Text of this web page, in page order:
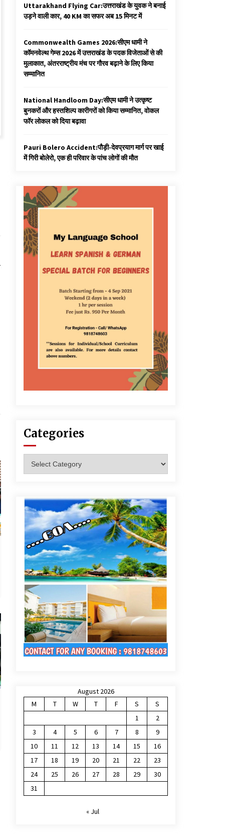
Uttarakhand Flying Car:उत्तराखंड के युवक ने बनाई
उड़ने वाली कार, 40 KM का सफर अब 15 मिनट में
Commonwealth Games 2026:सीएम धामी ने
कॉमनवेल्थ गेम्स 2026 में उत्तराखंड के पदक विजेताओं से की
मुलाकात, अंतरराष्ट्रीय मंच पर गौरव बढ़ाने के लिए किया
सम्मानित
National Handloom Day:सीएम धामी ने उत्कृष्ट
बुनकरों और हस्तशिल्प कारीगरों को किया सम्मानित, वोकल
फॉर लोकल को दिया बढ़ावा
Pauri Bolero Accident:पौड़ी-देवप्रयाग मार्ग पर खाई
में गिरी बोलेरो, एक ही परिवार के पांच लोगों की मौत
Categories
August 2026
M
T W T F S
S
1
2
3
4 5 6 7 8
9
10
11 12 13 14 15
16
17
18 19 20 21 22
23
24
25 26 27 28 29
30
31
« Jul